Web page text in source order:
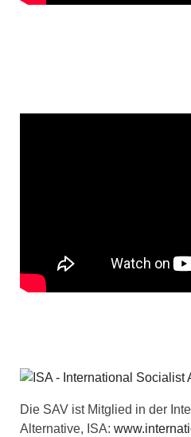
Die SAV ist Mitglied in der
Alternative, ISA: